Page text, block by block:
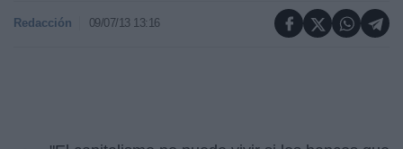
Redacción 09/07/13 13:16